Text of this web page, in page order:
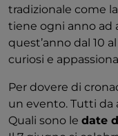
tradizionale come la
tiene ogni anno ad
quest’anno dal 10
curiosi e
Per dovere di
un evento. Tutti da
Quali sono le date